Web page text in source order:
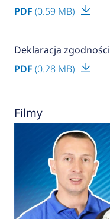
PDF (0.59 MB)
Deklaracja zgodności
PDF (0.28 MB)
Filmy